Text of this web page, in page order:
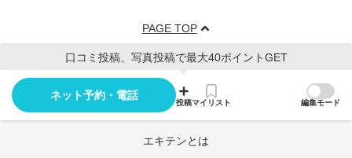
PAGE TOP
口コミ投稿、写真投稿で最大40ポイントGET
ネット予約・電話
投稿マイリスト 編集モード
エキテンとは